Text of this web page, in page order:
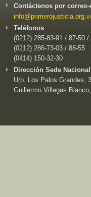
Contáctenos por
Teléfonos
(0212) 285-83-91 / 87-50 /
(0212) 286-73-03 / 88-55
(0414) 150-32-30
Dirección Sede
Urb. Los Palos Grandes,
Guillermo Villegas